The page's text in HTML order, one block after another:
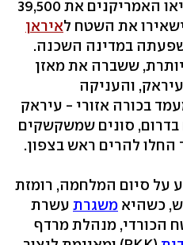
עד סוף השנה הקרובה יוציאו האמריקנים את 39,500
את השטח לאיראן
במדינה השכנה.
ששברה את מאזן
והעניקה
בכורה אזורי - עיראק
סונים שמשקשקים
החלו להרים ראש בצפון.
על סיום המלחמה, רומזת
כשהיא משגרת עשרת
הכורדי, מנהלת מרדף